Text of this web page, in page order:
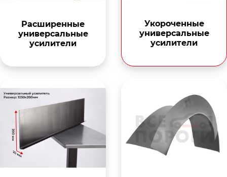
Расширенные
универсальные
усилители
Укороченные
универсальные
усилители